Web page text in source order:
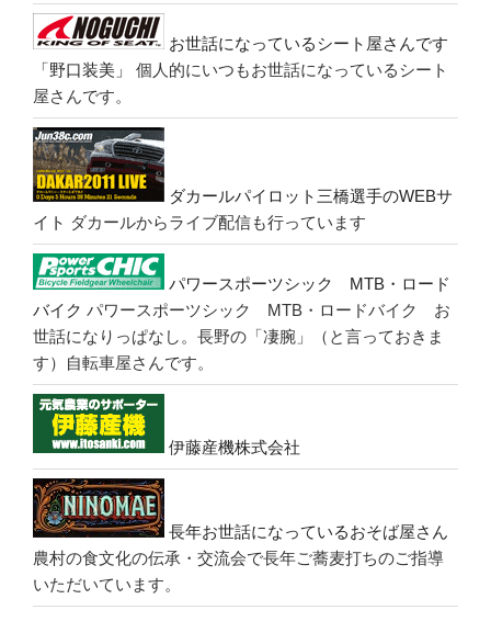
お世話になっているシート屋さんです
「野口装美」
個人的にいつもお世話になっているシート
屋さんです。
ダカールパイロット三橋選手のWEBサ
イト ダカールからライブ配信も行っています
パワースポーツシック MTB・ロード
バイク パワースポーツシック MTB・ロードバイク お
世話になりっぱなし。長野の「凄腕」（と言っておきま
す）自転車屋さんです。
伊藤産機株式会社
長年お世話になっているおそば屋さん
農村の食文化の伝承・交流会で長年ご蕎麦打ちのご指導
いただいています。